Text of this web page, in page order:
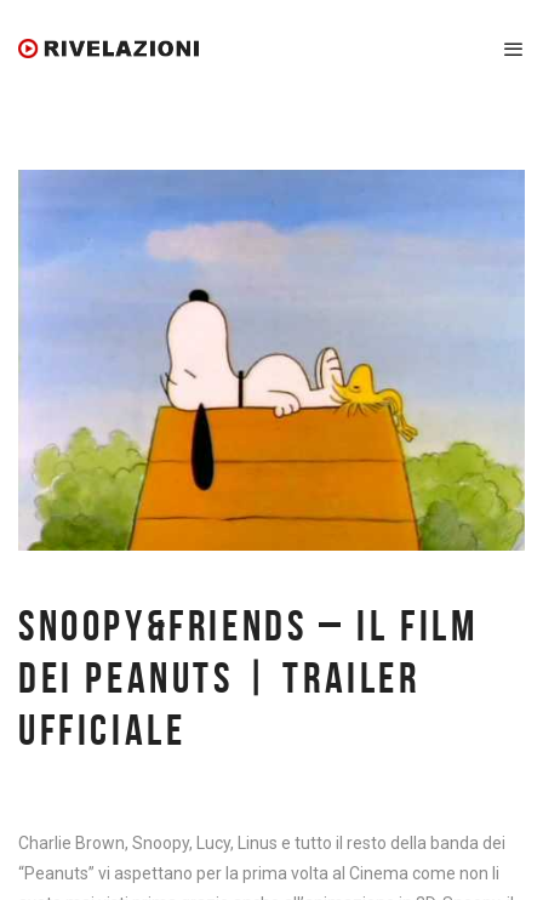
SNOOPY&FRIENDS – IL FILM
DEI PEANUTS | TRAILER
UFFICIALE
Charlie Brown, Snoopy, Lucy, Linus e tutto il resto della banda dei
“Peanuts” vi aspettano per la prima volta al Cinema come non li